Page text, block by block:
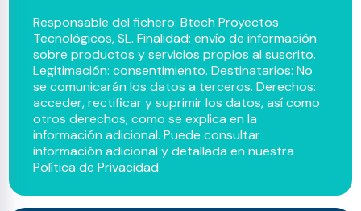
Responsable del fichero: Btech Proyectos
Tecnológicos, SL. Finalidad: envío de información
sobre productos y servicios propios al suscrito.
Legitimación: consentimiento. Destinatarios: No
se comunicarán los datos a terceros. Derechos:
acceder, rectificar y suprimir los datos, así como
otros derechos, como se explica en la
información adicional. Puede consultar
información adicional y detallada en nuestra
Política de Privacidad